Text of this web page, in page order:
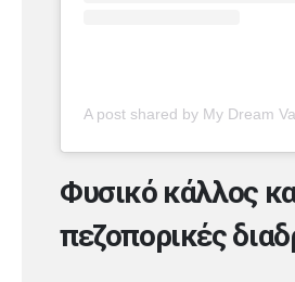
Φυσικό κάλλος
πεζοπορικές